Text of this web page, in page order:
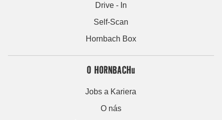
Drive - In
Self-Scan
Hornbach Box
O HORNBACHu
Jobs a Kariera
O nás